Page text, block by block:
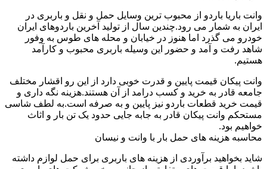
وانت باریا باردو از محبوب ترین وسایل حمل و نقل و باربری در
ایران به شمار می رود.چندین سال از تولید آخرین باردوهای ایران
خودرو می گذرد اما هنوز در خیابان و محله های طوس به وفور
شاهد رفت و آمد و حضور این وسیله باربری محبوب و کارآمد
هستیم.
وانت پیکان قیمت پایین و قدرت خوبی دارد از این رو اقشار مختلف
جامعه قادر به خرید و کسب درامد از آن هستند.هزینه نگه داری و
قیمت خرید قطعات باردو نیز پایین و به صرفه است.به لطف شاسی
مستحکم وانت پیکان قادر به جابه جایی حدود یک تن بار و اثاث
خواهیم بود.
محاسبه هزینه های حمل بار با وانت و نیسان
شاید بخواهید برآوردی از هزینه های باربری برای حمل لوازم داشته